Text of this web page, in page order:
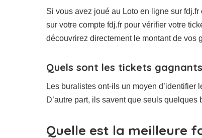
Si vous avez joué au Loto en ligne sur
sur votre compte fdj.fr pour vérifier votre
découvrirez directement le montant de vos
Quels sont les tickets
Les buralistes ont-ils un moyen
D’autre part, ils savent que seuls
Quelle est la meilleure